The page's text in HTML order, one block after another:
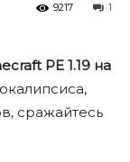
1
9217
PE 1.19 на
сражайтесь